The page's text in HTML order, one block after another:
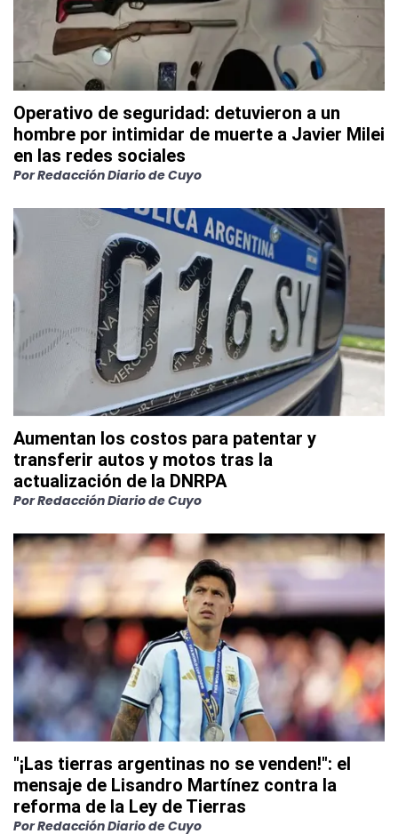
Operativo de seguridad: detuvieron a un
hombre por intimidar de muerte a Javier Milei
en las redes sociales
PorRedacción Diario de Cuyo
Aumentan los costos para patentar y
transferir autos y motos tras la
actualización de la DNRPA
PorRedacción Diario de Cuyo
"¡Las tierras argentinas no se venden!": el
mensaje de Lisandro Martínez contra la
reforma de la Ley de Tierras
PorRedacción Diario de Cuyo